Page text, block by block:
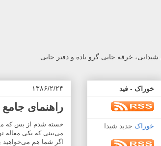
خرقه جایی گرو باده و دفتر جایی
۱۳۸۶/۲/۲۴
راهنمای
خسته شدم از بس که
می‌بینی که یکی مقاله
اگر شما هم می‌خواهید
خوراک - فید
خوراک جدید شیدا